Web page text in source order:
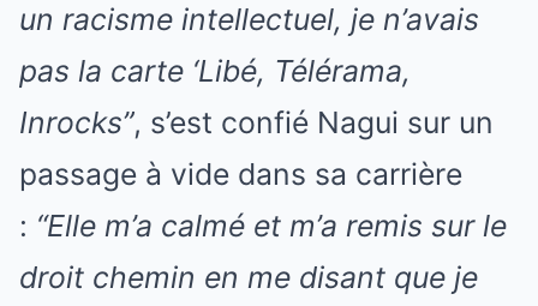
un racisme intellectuel, je n’avais
pas la carte ‘Libé, Télérama,
Inrocks”, s’est confié Nagui sur un
passage à vide dans sa carrière
: “Elle m’a calmé et m’a remis sur le
droit chemin en me disant que je